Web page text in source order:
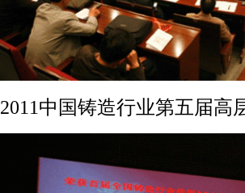
2011中国铸造行业第五届高